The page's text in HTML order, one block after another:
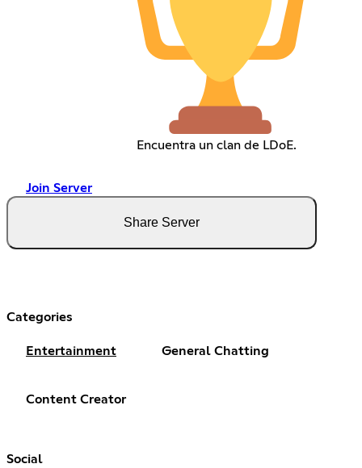
Encuentra un clan de LDoE.
Join Server
Share Server
Categories
Entertainment General Chatting
Content Creator
Social